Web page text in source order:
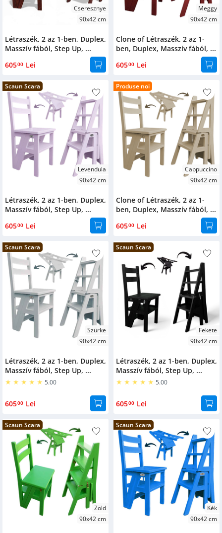
Cseresznye
90x42 cm
Létraszék, 2 az 1-ben, Duplex,
Masszív fából, Step Up, ...
60500 Lei
Meggy
90x42 cm
Clone of Létraszék, 2 az 1-
ben, Duplex, Masszív fából, ...
60500 Lei
Scaun Scara
Levendula
90x42 cm
Létraszék, 2 az 1-ben, Duplex,
Masszív fából, Step Up, ...
60500 Lei
Produse noi
Cappuccino
90x42 cm
Clone of Létraszék, 2 az 1-
ben, Duplex, Masszív fából, ...
60500 Lei
Scaun Scara
Szürke
90x42 cm
Létraszék, 2 az 1-ben, Duplex,
Masszív fából, Step Up, ...
5.00
60500 Lei
Scaun Scara
Fekete
90x42 cm
Létraszék, 2 az 1-ben, Duplex,
Masszív fából, Step Up, ...
5.00
60500 Lei
Scaun Scara
Zöld
90x42 cm
Scaun Scara
Kék
90x42 cm